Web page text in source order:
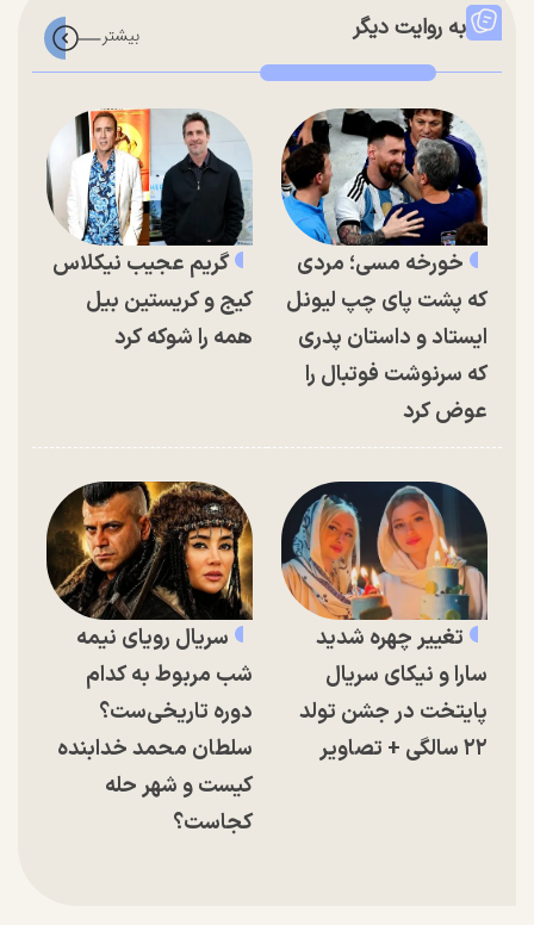
به روایت دیگر
خورخه مسی؛ مردی
که پشت پای چپ لیونل
ایستاد و داستان پدری
که سرنوشت فوتبال را
عوض کرد
گریم عجیب نیکلاس
کیج و کریستین بیل
همه را شوکه کرد
تغییر چهره شدید
سارا و نیکای سریال
پایتخت در جشن تولد
۲۲ سالگی + تصاویر
سریال رویای نیمه
شب مربوط به کدام
دوره تاریخی‌ست؟
سلطان محمد خدابنده
کیست و شهر حله
کجاست؟